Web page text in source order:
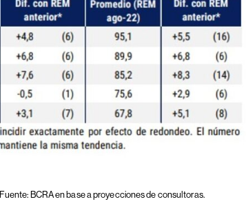
Fuente: BCRA en base a proyecciones de consultoras.